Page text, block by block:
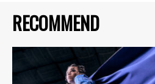
RECOMMEND